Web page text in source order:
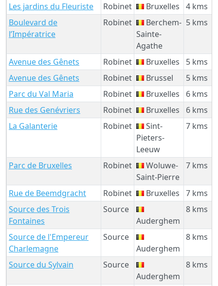
Les jardins du Fleuriste
Robinet Bruxelles
4 kms
Boulevard de
l’Impératrice
Robinet
Berchem-
Sainte-
Agathe
5 kms
Avenue des Gênets Robinet Bruxelles
5 kms
Avenue des Gênets
Robinet Brussel
5 kms
Parc du Val Maria
Robinet Bruxelles
6 kms
Rue des Genévriers
Robinet Bruxelles
6 kms
La Galanterie
Robinet
Sint-
Pieters-
Leeuw
7 kms
Parc de Bruxelles Robinet
Woluwe-
Saint-Pierre
7 kms
Rue de Beemdgracht Robinet Bruxelles
7 kms
Source des Trois
Fontaines
Source
Auderghem
8 kms
Source de l'Empereur
Charlemagne
Source
Auderghem
8 kms
Source du Sylvain
Source
Auderghem
8 kms